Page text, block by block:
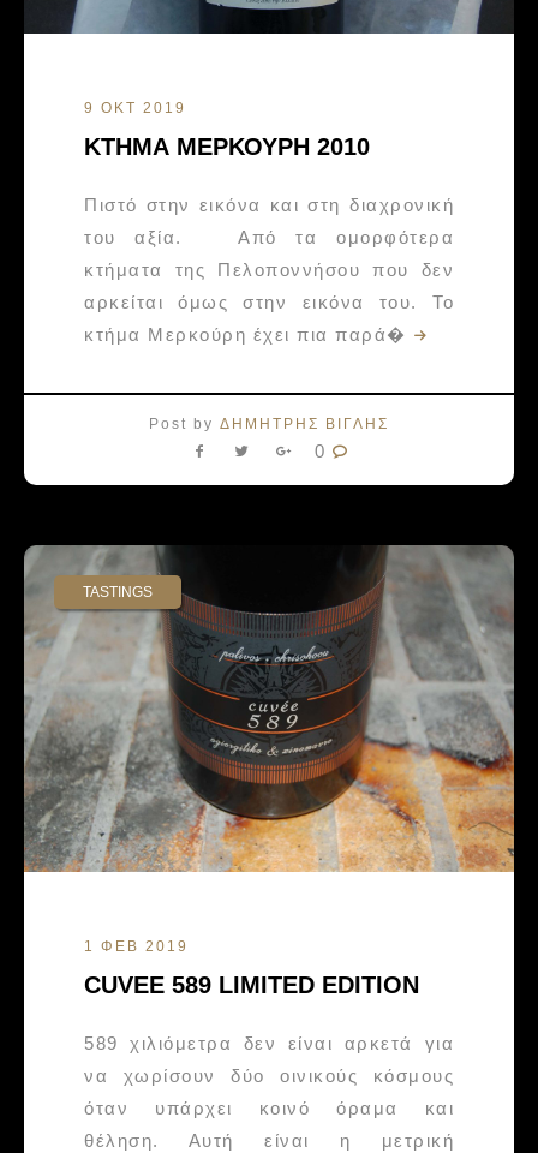
9 ΟΚΤ 2019
ΚΤΗΜΑ ΜΕΡΚΟΥΡΗ 2010
Πιστό στην εικόνα και στη διαχρονική
του αξία. Από τα ομορφότερα
κτήματα της Πελοποννήσου που δεν
αρκείται όμως στην εικόνα του. Το
κτήμα Μερκούρη έχει πια παρά�
Post by ΔΗΜΗΤΡΗΣ ΒΙΓΛΗΣ
0
TASTINGS
1 ΦΕΒ 2019
CUVEE 589 LIMITED EDITION
589 χιλιόμετρα δεν είναι αρκετά για
να χωρίσουν δύο οινικούς κόσμους
όταν υπάρχει κοινό όραμα και
θέληση. Αυτή είναι η μετρική